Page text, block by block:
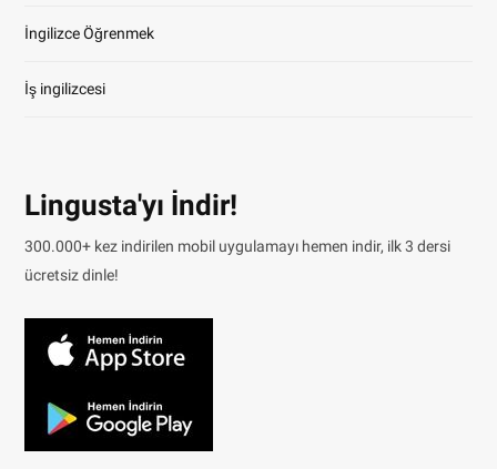
İngilizce Öğrenmek
İş ingilizcesi
Lingusta'yı İndir!
300.000+ kez indirilen mobil uygulamayı hemen indir, ilk 3 dersi
ücretsiz dinle!